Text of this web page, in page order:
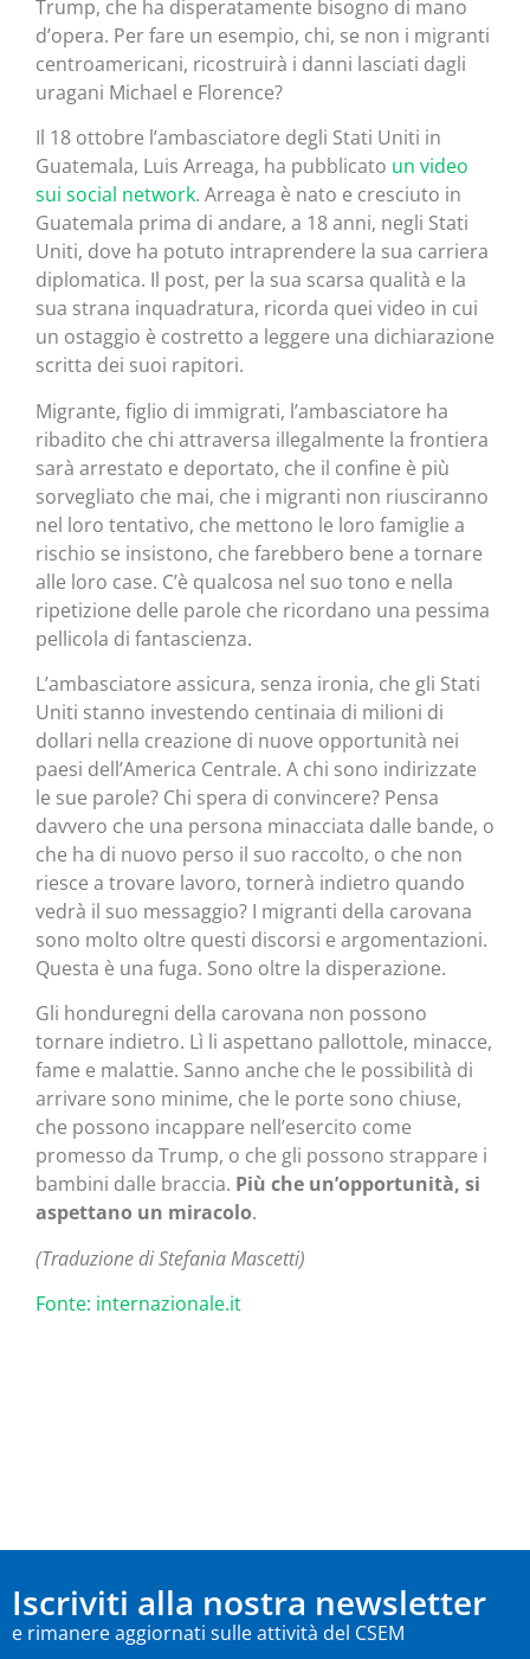
Trump, che ha disperatamente bisogno di mano
d’opera. Per fare un esempio, chi, se non i migranti
centroamericani, ricostruirà i danni lasciati dagli
uragani Michael e Florence?
Il 18 ottobre l’ambasciatore degli Stati Uniti in
Guatemala, Luis Arreaga, ha pubblicato un video
sui social network. Arreaga è nato e cresciuto in
Guatemala prima di andare, a 18 anni, negli Stati
Uniti, dove ha potuto intraprendere la sua carriera
diplomatica. Il post, per la sua scarsa qualità e la
sua strana inquadratura, ricorda quei video in cui
un ostaggio è costretto a leggere una dichiarazione
scritta dei suoi rapitori.
Migrante, figlio di immigrati, l’ambasciatore ha
ribadito che chi attraversa illegalmente la frontiera
sarà arrestato e deportato, che il confine è più
sorvegliato che mai, che i migranti non riusciranno
nel loro tentativo, che mettono le loro famiglie a
rischio se insistono, che farebbero bene a tornare
alle loro case. C’è qualcosa nel suo tono e nella
ripetizione delle parole che ricordano una pessima
pellicola di fantascienza.
L’ambasciatore assicura, senza ironia, che gli Stati
Uniti stanno investendo centinaia di milioni di
dollari nella creazione di nuove opportunità nei
paesi dell’America Centrale. A chi sono indirizzate
le sue parole? Chi spera di convincere? Pensa
davvero che una persona minacciata dalle bande, o
che ha di nuovo perso il suo raccolto, o che non
riesce a trovare lavoro, tornerà indietro quando
vedrà il suo messaggio? I migranti della carovana
sono molto oltre questi discorsi e argomentazioni.
Questa è una fuga. Sono oltre la disperazione.
Gli honduregni della carovana non possono
tornare indietro. Lì li aspettano pallottole, minacce,
fame e malattie. Sanno anche che le possibilità di
arrivare sono minime, che le porte sono chiuse,
che possono incappare nell’esercito come
promesso da Trump, o che gli possono strappare i
bambini dalle braccia. Più che un’opportunità, si
aspettano un miracolo.
(Traduzione di Stefania Mascetti)
Fonte: internazionale.it
Iscriviti alla nostra newsletter
e rimanere aggiornati sulle attività del CSEM